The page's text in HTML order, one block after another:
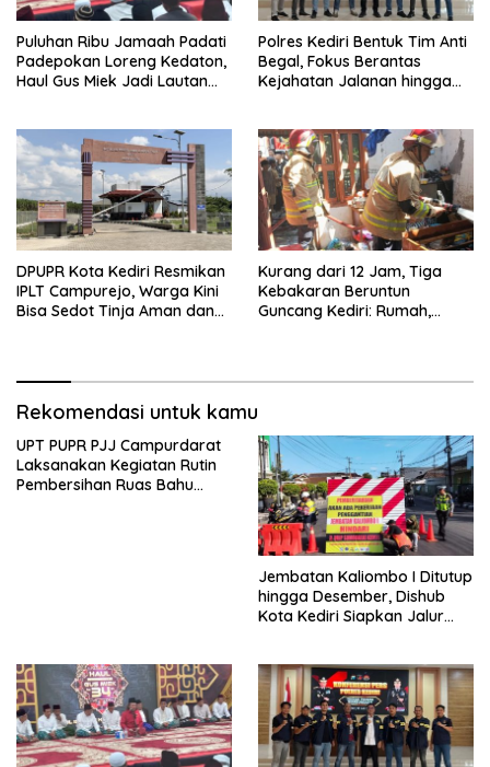
Puluhan Ribu Jamaah Padati
Padepokan Loreng Kedaton,
Haul Gus Miek Jadi Lautan
Polres Kediri Bentuk Tim Anti
Begal, Fokus Berantas
Kejahatan Jalanan hingga
DPUPR Kota Kediri Resmikan
IPLT Campurejo, Warga Kini
Bisa Sedot Tinja Aman dan
Kurang dari 12 Jam, Tiga
Kebakaran Beruntun
Guncang Kediri: Rumah,
Rekomendasi untuk kamu
UPT PUPR PJJ Campurdarat
Laksanakan Kegiatan Rutin
Pembersihan Ruas Bahu
Jembatan Kaliombo I Ditutup
hingga Desember, Dishub
Kota Kediri Siapkan Jalur